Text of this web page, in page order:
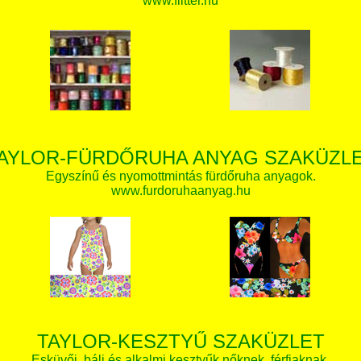
FÜRDŐRUHA ANYAG
Egyszínű és nyomottmintás fürdőruha anyagok.
www.furdoruhaanyag.hu
TAYLOR-KESZTYŰ SZAKÜZLET